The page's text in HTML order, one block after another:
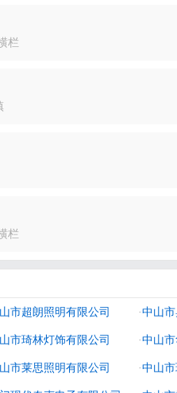
栏
栏
市超朗照明有限公司 ·中山
市琦林灯饰有限公司 ·中山
市莱思照明有限公司 ·中山